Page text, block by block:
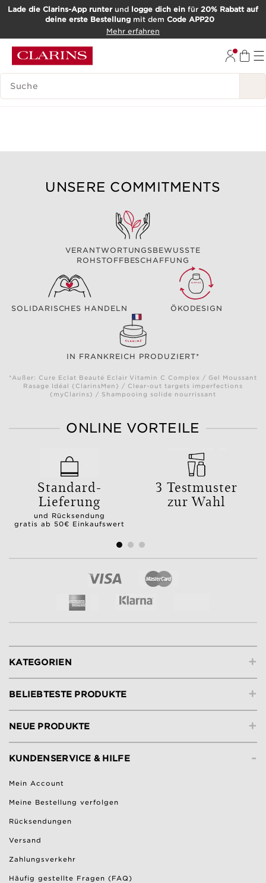
WEITER ZUM INHALT
Lade die Clarins-App runterund logge dich ein für 20% Rabatt auf
deine erste Bestellungmit dem Code APP20
Mehr erfahren
SUCH-HISTORIE
UNSERE COMMITMENTS
VERANTWORTUNGSBEWUSSTE
ROHSTOFFBESCHAFFUNG
SOLIDARISCHES HANDELN ÖKODESIGN
IN FRANKREICH PRODUZIERT*
*Außer: Cure Eclat Beauté Eclair Vitamin C Complex / Gel Moussant
Rasage Idéal (ClarinsMen) / Clear-out targets imperfections
(myClarins) / Shampooing solide nourrissant
ONLINE VORTEILE
Standard-
Lieferung
und Rücksendung
gratis ab 50€ Einkaufswert
3 Testmuster
zur Wahl
+
KATEGORIEN
+
BELIEBTESTE PRODUKTE
+
NEUE PRODUKTE
-
KUNDENSERVICE & HILFE
Mein Account
Meine Bestellung verfolgen
Rücksendungen
Versand
Zahlungsverkehr
Häufig gestellte Fragen (FAQ)